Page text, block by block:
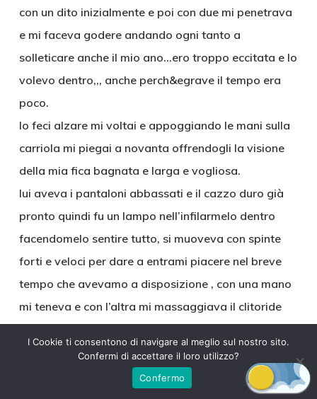
con un dito inizialmente e poi con due mi penetrava
e mi faceva godere andando ogni tanto a
solleticare anche il mio ano…ero troppo eccitata e lo
volevo dentro,,, anche perch&egrave il tempo era
poco.
lo feci alzare mi voltai e appoggiando le mani sulla
carriola mi piegai a novanta offrendogli la visione
della mia fica bagnata e larga e vogliosa.
lui aveva i pantaloni abbassati e il cazzo duro già
pronto quindi fu un lampo nell’infilarmelo dentro
facendomelo sentire tutto, si muoveva con spinte
forti e veloci per dare a entrami piacere nel breve
tempo che avevamo a disposizione , con una mano
mi teneva e con l’altra mi massaggiava il clitoride
velocemente all’orgasmo, finch&egrave non sentì
che mi stavo irrigidendo come spesso mi capitava
I Cookie ti consentono di navigare al meglio sul nostro sito.
Confermi di accettare il loro utilizzo?
Confermo